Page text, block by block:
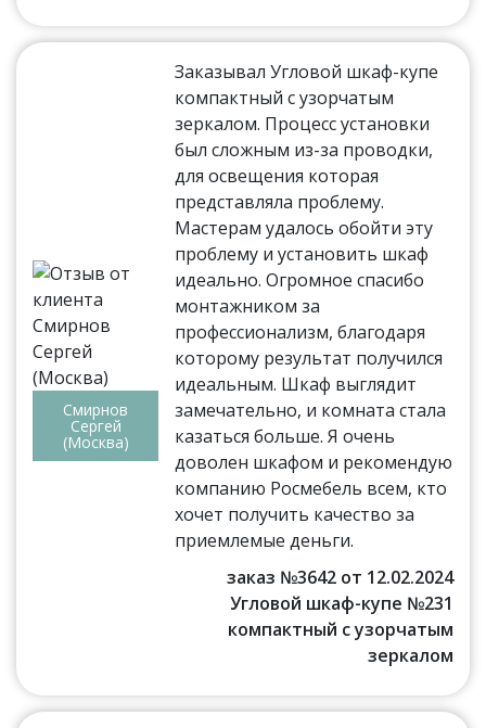
Смирнов
Сергей
(Москва)
Заказывал Угловой шкаф-купе
компактный с узорчатым
зеркалом. Процесс установки
был сложным из-за проводки,
для освещения которая
представляла проблему.
Мастерам удалось обойти эту
проблему и установить шкаф
идеально. Огромное спасибо
монтажником за
профессионализм, благодаря
которому результат получился
идеальным. Шкаф выглядит
замечательно, и комната стала
казаться больше. Я очень
доволен шкафом и рекомендую
компанию Росмебель всем, кто
хочет получить качество за
приемлемые деньги.
заказ №3642 от 12.02.2024
Угловой шкаф-купе №231
компактный с узорчатым
зеркалом